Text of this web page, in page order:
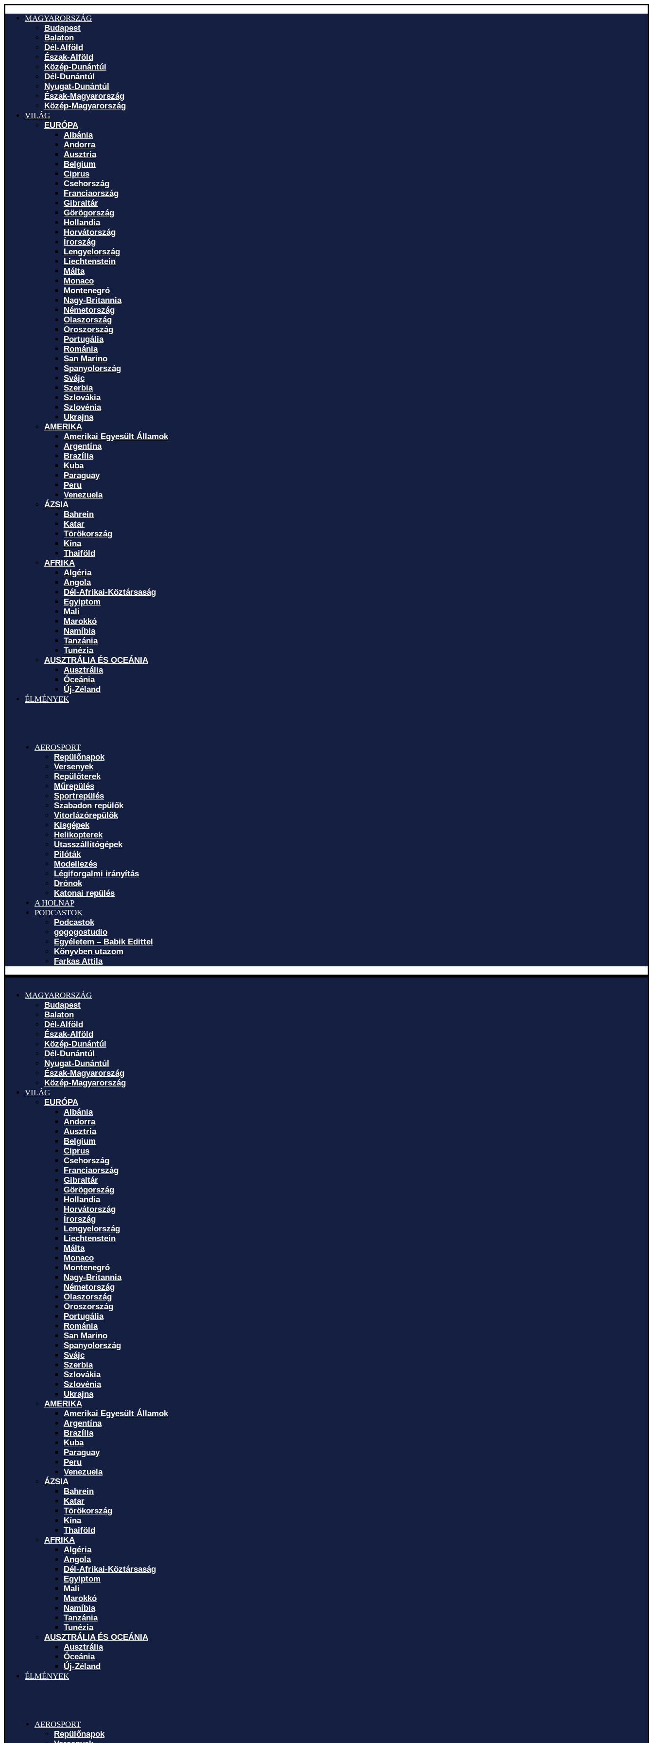
MAGYARORSZÁG
Budapest
Balaton
Dél-Alföld
Észak-Alföld
Közép-Dunántúl
Dél-Dunántúl
Nyugat-Dunántúl
Észak-Magyarország
Közép-Magyarország
VILÁG
EURÓPA
Albánia
Andorra
Ausztria
Belgium
Ciprus
Csehország
Franciaország
Gibraltár
Görögország
Hollandia
Horvátország
Írország
Lengyelország
Liechtenstein
Málta
Monaco
Montenegró
Nagy-Britannia
Németország
Olaszország
Oroszország
Portugália
Románia
San Marino
Spanyolország
Svájc
Szerbia
Szlovákia
Szlovénia
Ukrajna
AMERIKA
Amerikai Egyesült Államok
Argentína
Brazília
Kuba
Paraguay
Peru
Venezuela
ÁZSIA
Bahrein
Katar
Törökország
Kína
Thaiföld
AFRIKA
Algéria
Angola
Dél-Afrikai-Köztársaság
Egyiptom
Mali
Marokkó
Namíbia
Tanzánia
Tunézia
AUSZTRÁLIA ÉS OCEÁNIA
Ausztrália
Óceánia
Új-Zéland
ÉLMÉNYEK
AEROSPORT
Repülőnapok
Versenyek
Repülőterek
Műrepülés
Sportrepülés
Szabadon repülők
Vitorlázórepülők
Kisgépek
Helikopterek
Utasszállítógépek
Pilóták
Modellezés
Légiforgalmi irányítás
Drónok
Katonai repülés
A HOLNAP
PODCASTOK
Podcastok
gogogostudio
Egyéletem – Babik Edittel
Könyvben utazom
Farkas Attila
MAGYARORSZÁG
Budapest
Balaton
Dél-Alföld
Észak-Alföld
Közép-Dunántúl
Dél-Dunántúl
Nyugat-Dunántúl
Észak-Magyarország
Közép-Magyarország
VILÁG
EURÓPA
Albánia
Andorra
Ausztria
Belgium
Ciprus
Csehország
Franciaország
Gibraltár
Görögország
Hollandia
Horvátország
Írország
Lengyelország
Liechtenstein
Málta
Monaco
Montenegró
Nagy-Britannia
Németország
Olaszország
Oroszország
Portugália
Románia
San Marino
Spanyolország
Svájc
Szerbia
Szlovákia
Szlovénia
Ukrajna
AMERIKA
Amerikai Egyesült Államok
Argentína
Brazília
Kuba
Paraguay
Peru
Venezuela
ÁZSIA
Bahrein
Katar
Törökország
Kína
Thaiföld
AFRIKA
Algéria
Angola
Dél-Afrikai-Köztársaság
Egyiptom
Mali
Marokkó
Namíbia
Tanzánia
Tunézia
AUSZTRÁLIA ÉS OCEÁNIA
Ausztrália
Óceánia
Új-Zéland
ÉLMÉNYEK
AEROSPORT
Repülőnapok